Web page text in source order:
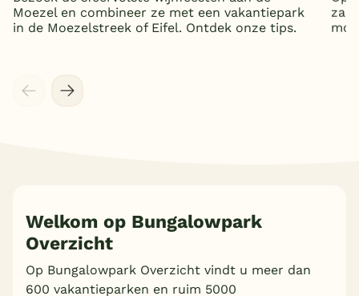
Moezel en combineer ze met een vakantiepark
in de Moezelstreek of Eifel. Ontdek onze tips.
Welkom op Bungalowpark
Overzicht
Op Bungalowpark Overzicht vindt u meer dan
600 vakantieparken en ruim 5000